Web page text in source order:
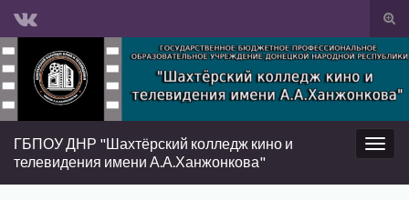
Вкл/
Search for:
Вкл/
ГБПОУ ДНР "Шахтёрский колледж кино и
телевидения имени А.А.Ханжонкова"